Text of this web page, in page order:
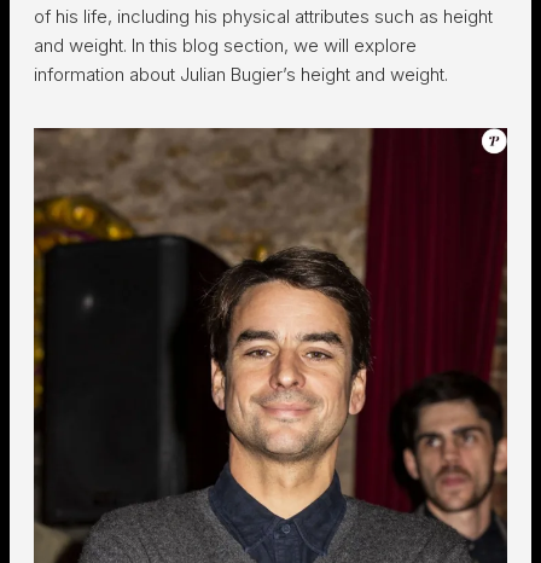
of his life, including his physical attributes such as height
and weight. In this blog section, we will explore
information about Julian Bugier’s height and weight.